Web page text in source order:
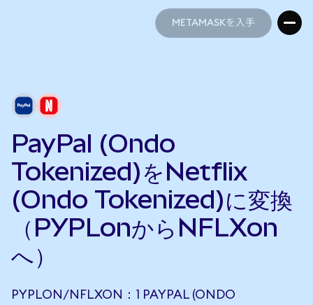
METAMASKを入手
PayPal (Ondo
Tokenized)をNetflix
(Ondo Tokenized)に変換
（PYPLonからNFLXon
へ）
PYPLON/NFLXON：1 PAYPAL (ONDO